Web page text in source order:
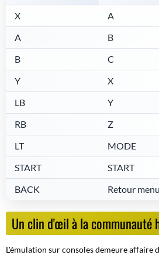
X
A
A
B
B
C
Y
X
LB
Y
RB
Z
LT
MODE
START
START
BACK
Retour
Un clin d'œil à la communauté
L'émulation sur consoles demeure affaire